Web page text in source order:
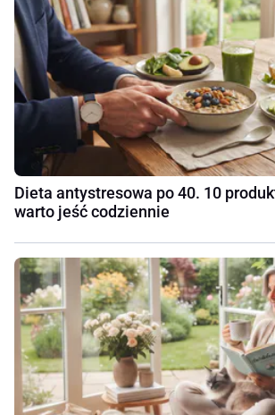
Dieta antystresowa po 40. 10
warto jeść codziennie